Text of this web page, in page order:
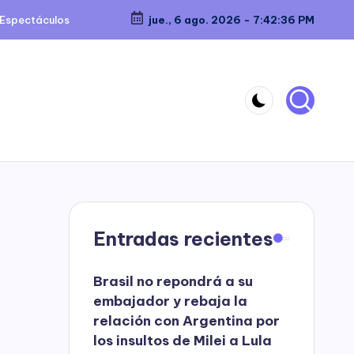
Espectáculos jue., 6 ago. 2026 - 7:42:37 PM
Entradas recientes
Brasil no repondrá a su
embajador y rebaja la
relación con Argentina por
los insultos de Milei a Lula